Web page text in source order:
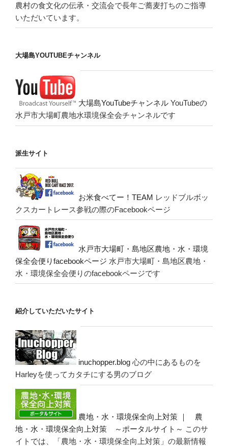
農村の食文化の伝承・交流会で長年ご蕎麦打ちのご指導
いただいています。
大場島YOUTUBEチャンネル
大場島YouTubeチャンネル YouTubeの
水戸市大場町農地水環境保全会チャンネルです
派生サイト
お米食べてー！TEAM レッドブルボッ
クスカートレース参戦の際のFacebookページ
水戸市大場町・島地区農地・水・環境
保全会便りfacebookページ 水戸市大場町・島地区農地・
水・環境保全会便りのfacebookページです
紹介していただいたサイト
inuchopper.blog 心の中にあるものを
Harleyを使ってカタチにする男のブログ
農地・水・環境保全向上対策 ｜ 農
地・水・環境保全向上対策 ～ポータルサイト～ このサ
イトでは、「農地・水・環境保全向上対策」の最新情報